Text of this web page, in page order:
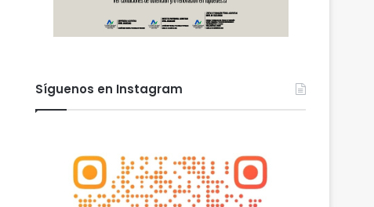
Síguenos en Instagram